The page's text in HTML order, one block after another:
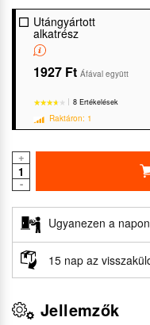
Utángyártott
alkatrész
1927 Ft Áfával együtt
8 Ertékelések
Raktáron: 1
+
-
Ugyanezen a
15 nap az
Jellemzők